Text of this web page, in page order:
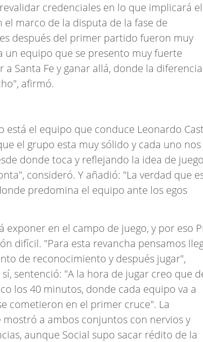
credenciales en lo que implicará el
marco de la disputa de la fase de
después del primer partido fueron muy
un equipo que se presento muy fuerte
Santa Fe y ganar allá, donde la diferencia
afirmó.
el equipo que conduce Leonardo
el grupo esta muy sólido y cada uno nos
donde toca y reflejando la idea de juego
consideró. Y añadió: "La verdad que
predomina el equipo ante los egos
exponer en el campo de juego, y por eso
difícil. "Para esta revancha pensamos
de reconocimiento y después jugar",
sentenció: "A la hora de jugar creo que
los 40 minutos, donde cada equipo va a
cometieron en el primer cruce". La
a ambos conjuntos con nervios y
aunque Social supo sacar rédito de la